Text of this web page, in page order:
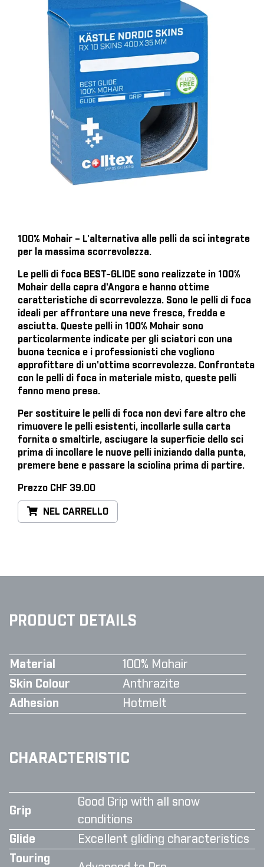
100% Mohair – L'alternativa alle pelli da sci integrate
per la massima scorrevolezza.
Le pelli di foca BEST-GLIDE sono realizzate in 100%
Mohair della capra d'Angora e hanno ottime
caratteristiche di scorrevolezza. Sono le pelli di foca
ideali per affrontare una neve fresca, fredda e
asciutta. Queste pelli in 100% Mohair sono
particolarmente indicate per gli sciatori con una
buona tecnica e i professionisti che vogliono
approfittare di un'ottima scorrevolezza. Confrontata
con le pelli di foca in materiale misto, queste pelli
fanno meno presa.
Per sostituire le pelli di foca non devi fare altro che
rimuovere le pelli esistenti, incollarle sulla carta
fornita o smaltirle, asciugare la superficie dello sci
prima di incollare le nuove pelli iniziando dalla punta,
premere bene e passare la sciolina prima di partire.
Prezzo CHF 39.00
NEL CARRELLO
PRODUCT DETAILS
Material
100% Mohair
Skin Colour
Anthrazite
Adhesion
Hotmelt
CHARACTERISTIC
Grip
Good Grip with all snow
conditions
Glide
Excellent gliding characteristics
Touring